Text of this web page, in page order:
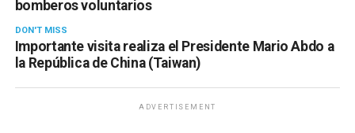
bomberos voluntarios
DON'T MISS
Importante visita realiza el Presidente Mario Abdo a
la República de China (Taiwan)
ADVERTISEMENT